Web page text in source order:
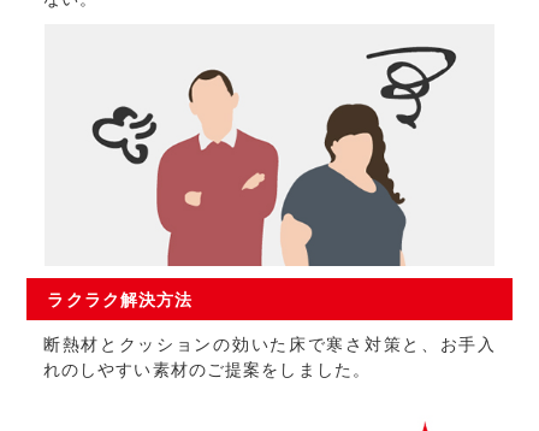
ラクラク解決方法
断熱材とクッションの効いた床で寒さ対策と、お手入
れのしやすい素材のご提案をしました。